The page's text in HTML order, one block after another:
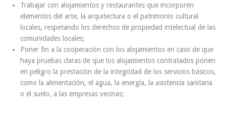
Trabajar con alojamientos y restaurantes que incorporen
elementos del arte, la arquitectura o el patrimonio cultural
locales, respetando los derechos de propiedad intelectual de las
comunidades locales;
Poner fin a la cooperación con los alojamientos en caso de que
haya pruebas claras de que los alojamientos contratados ponen
en peligro la prestación de la integridad de los servicios básicos,
como la alimentación, el agua, la energía, la asistencia sanitaria
o el suelo, a las empresas vecinas;